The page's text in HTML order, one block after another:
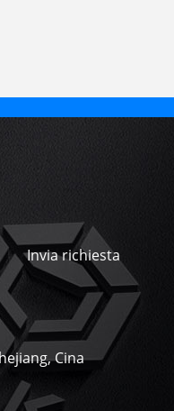
Invia richiesta
Cina